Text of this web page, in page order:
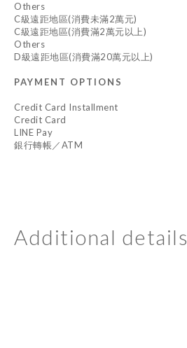
Others
C級遠距地區(消費未滿2萬元)
C級遠距地區(消費滿2萬元以上)
Others
D級遠距地區(消費滿20萬元以上)
PAYMENT OPTIONS
Credit Card Installment
Credit Card
LINE Pay
銀行轉帳／ATM
Additional details